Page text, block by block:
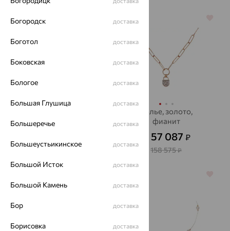
SOKOLOV
Колье, золото,
фианит
57 087 ₽
158 575₽
Богородск доставка
Боготол доставка
Боковская доставка
Бологое доставка
Большая Глушица доставка
Большеречье доставка
Большеустьикинское доставка
Большой Исток доставка
Большой Камень доставка
Бор доставка
Борисовка доставка